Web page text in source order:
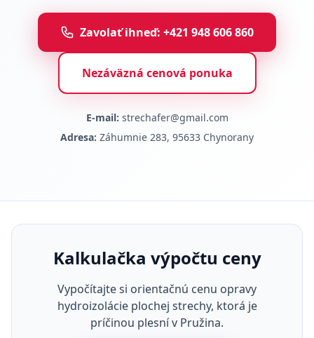
Zavolať ihneď: +421 948 606 860
Nezáväzná cenová ponuka
E-mail: strechafer@gmail.com
Adresa: Záhumnie 283, 95633 Chynorany
Kalkulačka výpočtu ceny
Vypočítajte si orientačnú cenu opravy
hydroizolácie plochej strechy, ktorá je
príčinou plesní v Pružina.